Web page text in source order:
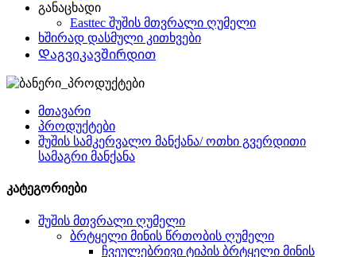
განაცხადი
Easttec შუშის მთვრალი ღუმელი
ხშირად დასმული კითხვები
Დაგვიკავშირდით
მთავარი
პროდუქტები
შუშის სამკერვალო მანქანა/ ოთხი გვერდითი
სამაგრი მანქანა
კატეგორიები
შუშის მთვრალი ღუმელი
ბრტყელი მინის წრთობის ღუმელი
ჩვეულებრივი ტიპის ბრტყელი მინის